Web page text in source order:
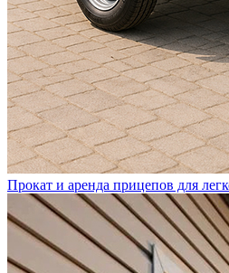
Прокат и аренда прицепов для